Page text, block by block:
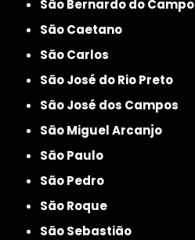
São Bernardo do Campo
São Caetano
São Carlos
São José do Rio Preto
São José dos Campos
São Miguel Arcanjo
São Paulo
São Pedro
São Roque
São Sebastião